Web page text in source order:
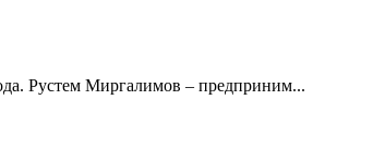
Рустем Миргалимов – предприним...